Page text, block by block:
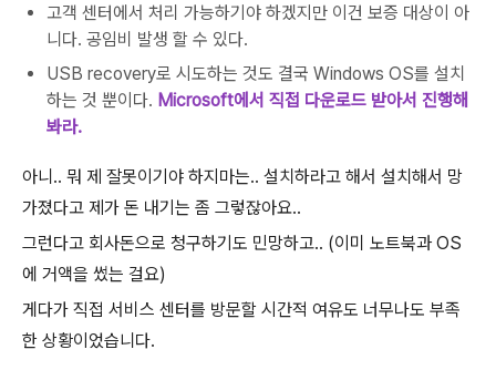
고객 센터에서 처리 가능하기야 하겠지만 이건 보증 대상이 아
니다. 공임비 발생 할 수 있다.
USB recovery로 시도하는 것도 결국 Windows OS를 설치
하는 것 뿐이다. Microsoft에서 직접 다운로드 받아서 진행해
봐라.
아니.. 뭐 제 잘못이기야 하지마는.. 설치하라고 해서 설치해서 망
가졌다고 제가 돈 내기는 좀 그렇잖아요..
그런다고 회사돈으로 청구하기도 민망하고.. (이미 노트북과 OS
에 거액을 썼는 걸요)
게다가 직접 서비스 센터를 방문할 시간적 여유도 너무나도 부족
한 상황이었습니다.